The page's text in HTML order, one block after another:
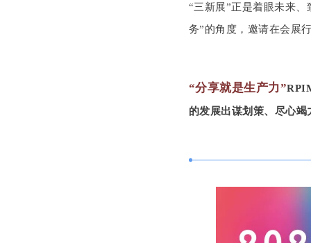
“三新展”正是着眼未来
务”的角度，邀请在会展
“分享就是生产力”
的发展出谋划策、尽心竭